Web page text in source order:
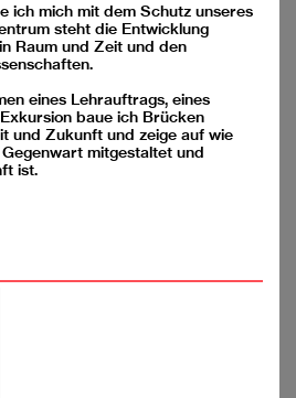
ich mich mit dem Schutz unseres
steht die Entwicklung
Raum und Zeit und den
eines Lehrauftrags, eines
baue ich Brücken
und Zukunft und zeige auf wie
mitgestaltet und
ist.